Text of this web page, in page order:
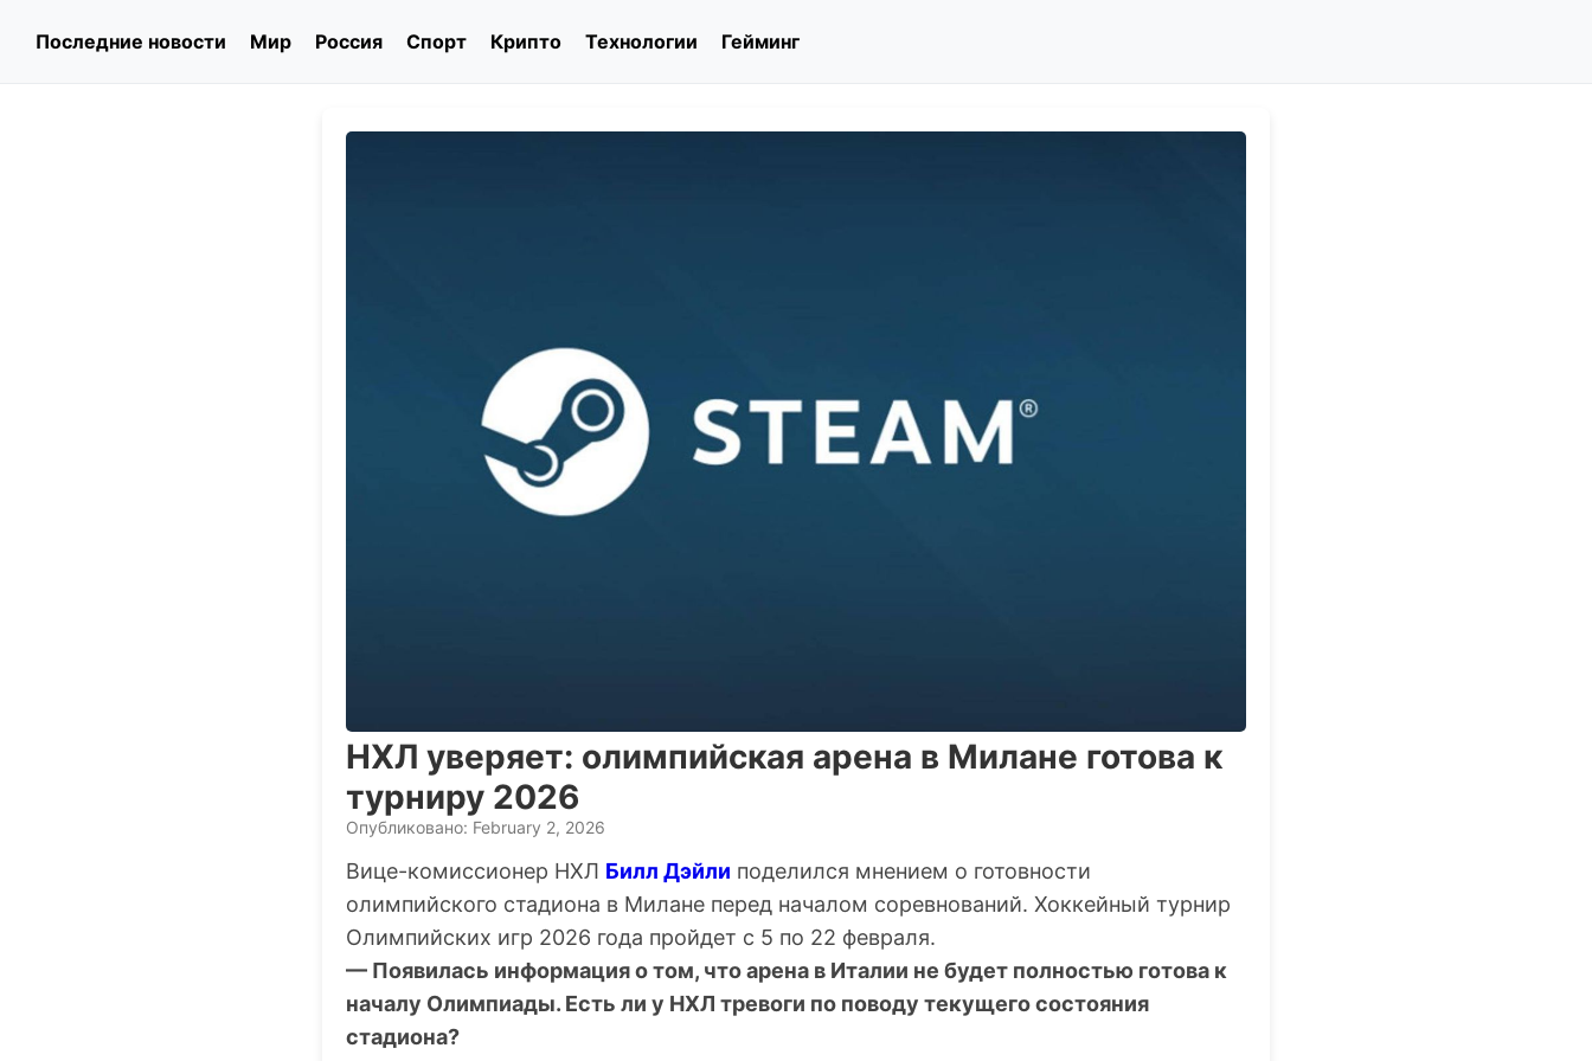
Последние новости Мир Россия Спорт Крипто Технологии Гейминг
НХЛ уверяет: олимпийская арена в Милане готова к
турниру 2026
Опубликовано: February 2, 2026
Вице-комиссионер НХЛ Билл Дэйли поделился мнением о готовности
олимпийского стадиона в Милане перед началом соревнований. Хоккейный турнир
Олимпийских игр 2026 года пройдет с 5 по 22 февраля.
— Появилась информация о том, что арена в Италии не будет полностью готова к
началу Олимпиады. Есть ли у НХЛ тревоги по поводу текущего состояния
стадиона?